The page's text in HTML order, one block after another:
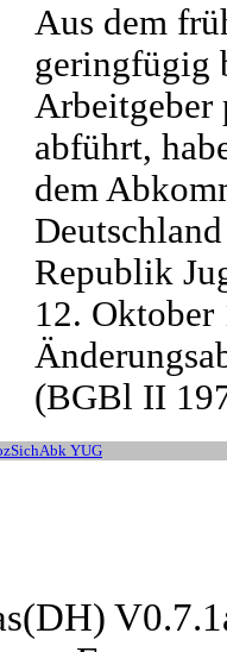
Aus dem
geringfügig
Arbeitgeber
abführt,
dem
Republik
12.
(BGBl II
YUG